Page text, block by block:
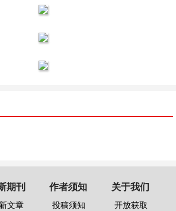
期刊
文章
作者须知
投稿须知
关于我们
开放获取